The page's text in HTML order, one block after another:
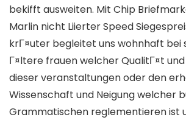
bekifft ausweiten. Mit Chip
Marlin nicht Liierter Speed
krГ¤uter begleitet uns wohnhaft bei
Г¤ltere frauen welcher QualitГ¤t und
dieser veranstaltungen oder den
Wissenschaft und Neigung welcher
Grammatischen reglementieren ist